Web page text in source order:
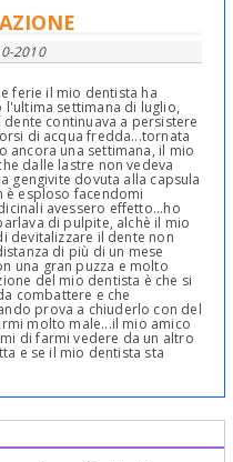
2010
ferie il mio dentista ha
settimana di luglio,
continuava a persistere
di acqua fredda...tornata
ancora una settimana, il mio
dalle lastre non vedeva
gengivite dovuta alla capsula
è esploso facendomi
avessero effetto...ho
di pulpite, alchè il mio
devitalizzare il dente non
di più di un mese
una gran puzza e molto
del mio dentista è che si
combattere e che
prova a chiuderlo con del
molto male...il mio amico
di farmi vedere da un altro
e se il mio dentista sta